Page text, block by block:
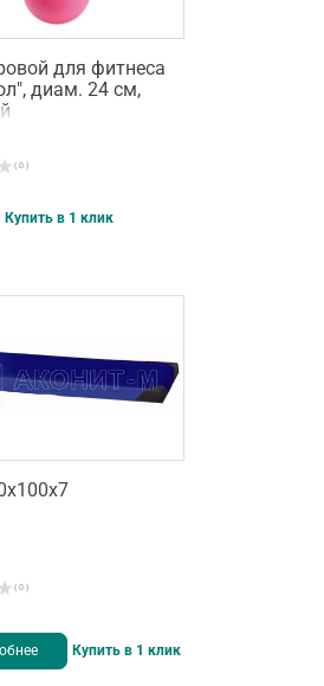
для фитнеса
диам. 24 см,
( 0 )
Купить в 1 клик
( 0 )
Купить в 1 клик